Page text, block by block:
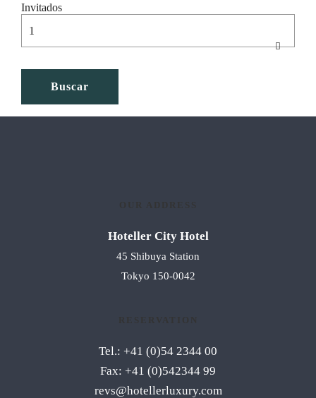
Invitados
Hoteller City Hotel
45 Shibuya Station
Tokyo 150-0042
Tel.: +41 (0)54 2344 00
Fax: +41 (0)542344 99
revs@hotellerluxury.com